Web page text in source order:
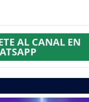
AL CANAL EN